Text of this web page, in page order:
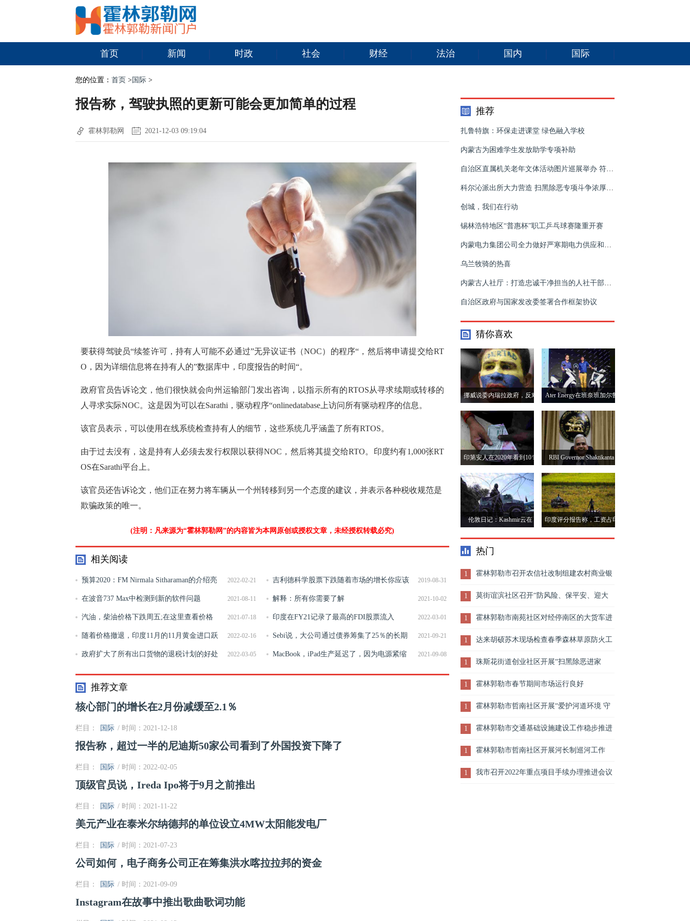
首页 新闻 时政 社会 财经 法治 国内 国际
您的位置： 首页 > 国际 >
报告称，驾驶执照的更新可能会更加简单的过程
霍林郭勒网 2021-12-03 09:19:04
要获得驾驶员“续签许可，持有人可能不必通过”无异议证书（NOC）的程序“，然后将申请提交给RT
O，因为详细信息将在持有人的”数据库中，印度报告的时间“。
政府官员告诉论文，他们很快就会向州运输部门发出咨询，以指示所有的RTOS从寻求续期或转移的
人寻求实际NOC。这是因为可以在Sarathi，驱动程序“onlinedatabase上访问所有驱动程序的信息。
该官员表示，可以使用在线系统检查持有人的细节，这些系统几乎涵盖了所有RTOS。
由于过去没有，这是持有人必须去发行权限以获得NOC，然后将其提交给RTO。印度约有1,000张RT
OS在Sarathi平台上。
该官员还告诉论文，他们正在努力将车辆从一个州转移到另一个态度的建议，并表示各种税收规范是
欺骗政策的唯一。
(注明：凡来源为“霍林郭勒网”的内容皆为本网原创或授权文章，未经授权转载必究)
相关阅读
2022-02-21
预算2020：FM Nirmala Sitharaman的介绍亮
点
2019-08-31
吉利德科学股票下跌随着市场的增长你应该
知道什么
2021-08-11
在波音737 Max中检测到新的软件问题 2021-10-02
解释：所有你需要了解
Cyclone&apos;Titli&apos;
2021-07-18
汽油，柴油价格下跌周五;在这里查看价格 2022-03-01
印度在FY21记录了最高的FDI股票流入
2022-02-16
随着价格撤退，印度11月的11月黄金进口跃
升至5个月
2021-09-21
Sebi说，大公司通过债券筹集了25％的长期
借款
2022-03-05
政府扩大了所有出口货物的退税计划的好处 2021-09-08
MacBook，iPad生产延迟了，因为电源紧缩
击中Apple
推荐文章
核心部门的增长在2月份减缓至2.1％
栏目： 国际 / 时间：2021-12-18
报告称，超过一半的尼迪斯50家公司看到了外国投资下降了
栏目： 国际 / 时间：2022-02-05
顶级官员说，Ireda Ipo将于9月之前推出
栏目： 国际 / 时间：2021-11-22
美元产业在泰米尔纳德邦的单位设立4MW太阳能发电厂
栏目： 国际 / 时间：2021-07-23
公司如何，电子商务公司正在筹集洪水喀拉拉邦的资金
栏目： 国际 / 时间：2021-09-09
Instagram在故事中推出歌曲歌词功能
推荐
扎鲁特旗：环保走进课堂 绿色融入学校
内蒙古为困难学生发放助学专项补助
自治区直属机关老年文体活动图片巡展举办 符太增出席
科尔沁派出所大力营造 扫黑除恶专项斗争浓厚氛围
创城，我们在行动
锡林浩特地区“普惠杯”职工乒乓球赛隆重开赛
内蒙电力集团公司全力做好严寒期电力供应和稳定供暖保障工作
乌兰牧骑的热喜
内蒙古人社厅：打造忠诚干净担当的人社干部队伍
自治区政府与国家发改委签署合作框架协议
猜你喜欢
挪威说委内瑞拉政府，反对
举行新一轮谈判
Ater Energy在班奈班加尔鲁
的两个变体打开完整的付款
窗口
印第安人在2020年看到10％
的薪酬徒步旅行，但新的工
作增加可能会被静音
RBI Governor Shaktikanta
DAS表示，货币政策有限;
推动需求所需的财政步骤
伦敦日记：Kashmir云在 印度评分报告称，工资占印
热门
1 霍林郭勒市召开农信社改制组建农村商业银
行工作领导小组动员会
1 莫街谊滨社区召开“防风险、保平安、迎大
庆”安全生产大检查大整治行动部署会
1 霍林郭勒市南苑社区对经停南区的大货车进
行防疫排查登记
1 达来胡硕苏木现场检查春季森林草原防火工
作1 珠斯花街道创业社区开展“扫黑除恶进家
门”入户宣传活动
1 霍林郭勒市春节期间市场运行良好
1 霍林郭勒市哲南社区开展“爱护河道环境 守
护美丽家园”宣传活动
1 霍林郭勒市交通基础设施建设工作稳步推进
1 霍林郭勒市哲南社区开展河长制巡河工作
1 我市召开2022年重点项目手续办理推进会议